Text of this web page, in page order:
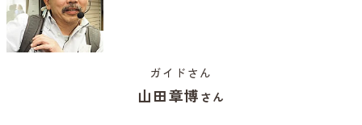
ガイドさん
山田章博 さん